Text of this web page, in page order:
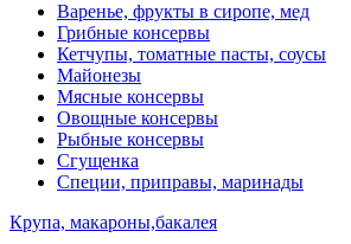
Варенье, фрукты в сиропе, мед
Грибные консервы
Кетчупы, томатные пасты, соусы
Майонезы
Мясные консервы
Овощные консервы
Рыбные консервы
Сгущенка
Специи, приправы, маринады
Крупа, макароны,бакалея